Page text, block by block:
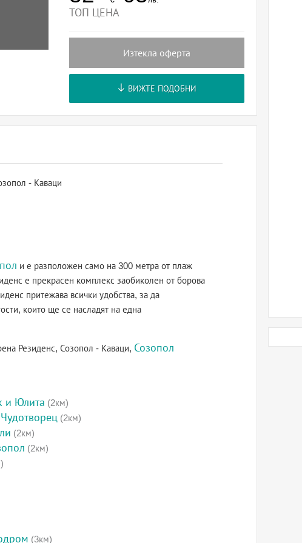
ТОП ЦЕНА
Изтекла оферта
ВИЖТЕ ПОДОБНИ
- Каваци
и е разположен само на 300 метра от плаж
е прекрасен комплекс заобиколен от борова
притежава всички удобства, за да
които ще се насладят на една
Резиденс, Созопол - Каваци, Созопол
и Юлита (2км)
(2км)
(2км)
(2км)
(3км)